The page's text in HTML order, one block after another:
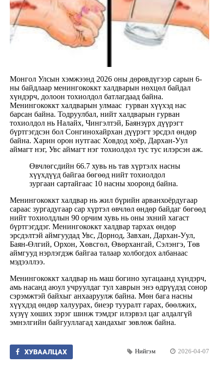
Монгол Улсын хэмжээнд 2026 оны дөрөвдүгээр сарын 6-
ны байдлаар менингококкт халдварын нөхцөл байдал
хүндэрч, долоон тохиолдол батлагдаад байна.
Менингококкт халдварын улмаас гурван хүүхэд нас
барсан байна. Тодруулбал, нийт халдварын гурван
тохиолдол нь Налайх, Чингэлтэй, Баянзүрх дүүрэгт
бүртгэгдсэн бол Сонгинохайрхан дүүрэгт эрсдэл өндөр
байна. Харин орон нутгаас Ховдод хоёр, Дархан-Уул
аймагт нэг, Увс аймагт нэг тохиолдол тус тус илэрсэн аж.
Өвчлөгсдийн 66.7 хувь нь тав хүртэлх насны
хүүхдүүд байгаа бөгөөд нийт тохиолдол
зургаан сартайгаас 10 насны хооронд байна.
Менингококкт халдвар нь жил бүрийн арванхоёрдугаар
сараас зургадугаар сар хүртэл өвчлөл өндөр байдаг бөгөөд
нийт тохиолдлын 90 орчим хувь нь оны эхний хагаст
бүртгэгддэг. Менингококкт халдвар тархах өндөр
эрсдэлтэй аймгуудад Увс, Дорнод, Завхан, Дархан-Уул,
Баян-Өлгий, Орхон, Хөвсгөл, Өвөрхангай, Сэлэнгэ, Төв
аймгууд нэрлэгдэж байгаа талаар холбогдох албанаас
мэдээллээ.
Менингококкт халдвар нь маш богино хугацаанд хүндэрч,
амь насанд аюул учруулдаг тул хаврын энэ өдрүүдэд сонор
сэрэмжтэй байхыг анхааруулж байна. Мөн бага насны
хүүхдэд өндөр халуурах, биеэр тууралт гарах, бөөлжих,
хүзүү хөших зэрэг шинж тэмдэг илэрвэл цаг алдалгүй
эмнэлгийн байгууллагад хандахыг зөвлөж байна.
ХУВААЛЦАХ Нийгэм 2026-04-07